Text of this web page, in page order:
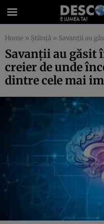
Home » Știință » Savanţii au găsit în sfârşit locul
Savanţii au găsit
creier de unde
dintre cele mai